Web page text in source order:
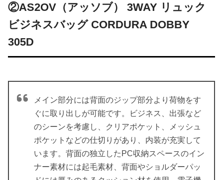
②AS2OV（アッソブ） 3WAY リュック
ビジネスバッグ CORDURA DOBBY
305D
メイン部分には背面のジップ部分より荷物をす
ぐに取り出しが可能です。ビジネス、出張など
のシーンを考慮し、クリアポケット、メッシュ
ポケットなどの仕切りがあり、内装が充実して
います。背面の独立したPC収納スペースのイン
ナー素材には起毛素材、背面やショルダーパッ